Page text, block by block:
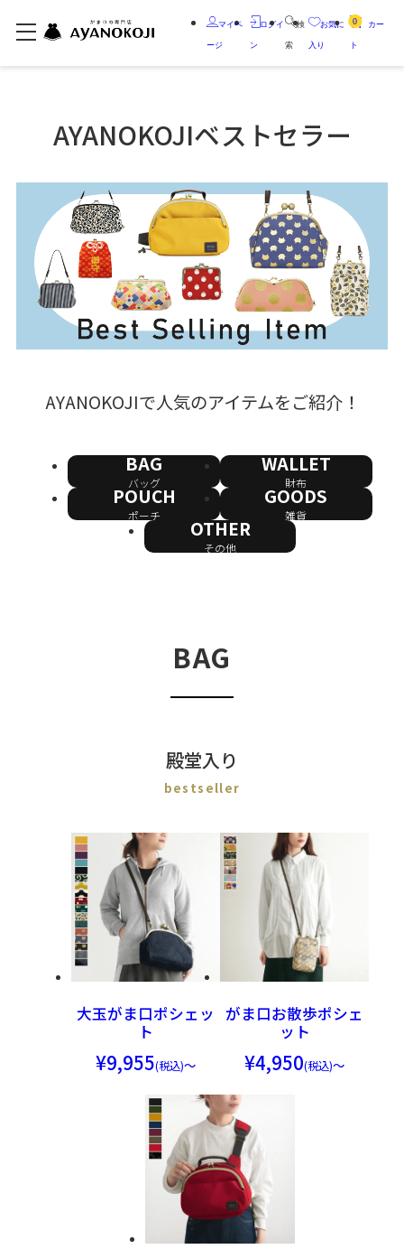
マイペ
ージ
ログイ
ン
検
索
お気に
入り
0 カー
ト
AYANOKOJIベストセラー
AYANOKOJIで人気のアイテムをご紹介！
BAG
バッグ
WALLET
財布
POUCH
ポーチ
GOODS
雑貨
OTHER
その他
BAG
殿堂入り
大玉がま口ポシェッ
ト
9,955 ～
がま口お散歩ポシェ
ット
4,950 ～